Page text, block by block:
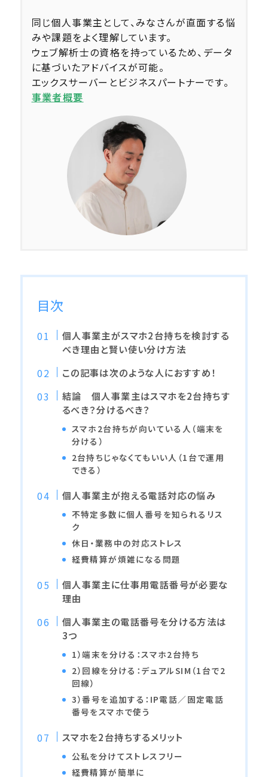
同じ個人事業主として、みなさんが直面する悩
みや課題をよく理解しています。
ウェブ解析士の資格を持っているため、データ
に基づいたアドバイスが可能。
エックスサーバーとビジネスパートナーです。
事業者概要
目次
個人事業主がスマホ2台持ちを検討する
べき理由と賢い使い分け方法
この記事は次のような人におすすめ！
結論 個人事業主はスマホを2台持ちす
るべき？分けるべき？
スマホ2台持ちが向いている人（端末を
分ける）
2台持ちじゃなくてもいい人（1台で運用
できる）
個人事業主が抱える電話対応の悩み
不特定多数に個人番号を知られるリス
ク
休日・業務中の対応ストレス
経費精算が煩雑になる問題
個人事業主に仕事用電話番号が必要な
理由
個人事業主の電話番号を分ける方法は
3つ
1）端末を分ける：スマホ2台持ち
2）回線を分ける：デュアルSIM（1台で2
回線）
3）番号を追加する：IP電話／固定電話
番号をスマホで使う
スマホを2台持ちするメリット
公私を分けてストレスフリー
経費精算が簡単に